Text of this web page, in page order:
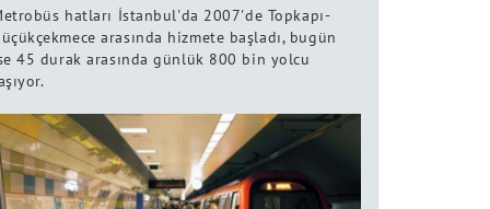
hatları İstanbul'da 2007'de Topkapı-
arasında hizmete başladı, bugün
45 durak arasında günlük 800 bin yolcu